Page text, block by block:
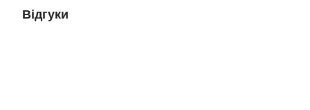
Відгуки